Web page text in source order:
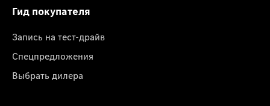
Гид покупателя
Запись на тест-драйв
Спецпредложения
Выбрать дилера